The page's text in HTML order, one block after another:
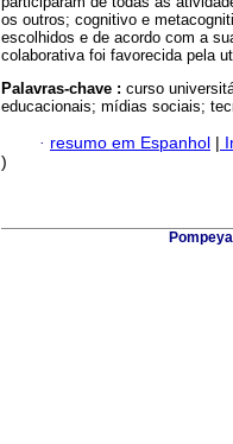
os outros; cognitivo e
escolhidos e de acordo com a
colaborativa foi favorecida pela
Palavras-chave : curso
educacionais; mídias sociais;
· resumo em Espanhol |
)